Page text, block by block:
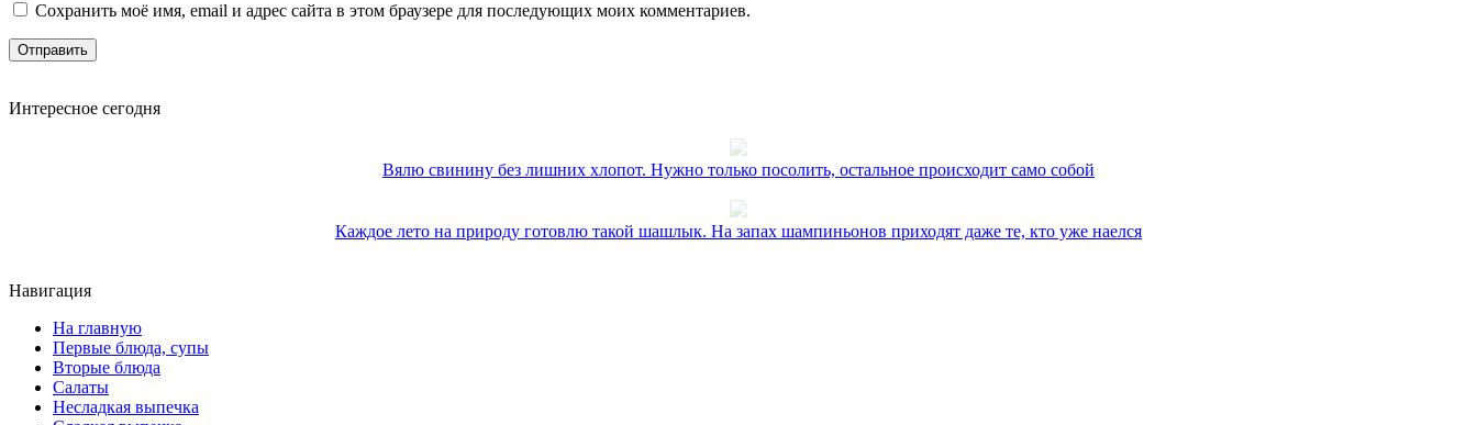
Сохранить моё имя, email и адрес сайта в этом браузере для последующих моих комментариев.
Интересное сегодня
Вялю свинину без лишних хлопот. Нужно только посолить, остальное происходит само собой
Каждое лето на природу готовлю такой шашлык. На запах шампиньонов приходят даже те, кто уже наелся
Навигация
На главную
Первые блюда, супы
Вторые блюда
Салаты
Несладкая выпечка